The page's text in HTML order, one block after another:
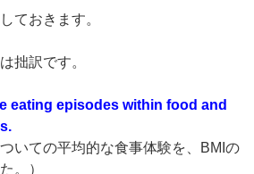
ておきます。
拙訳です。
eating episodes within food and
いての平均的な食事体験を、BMIの
。）